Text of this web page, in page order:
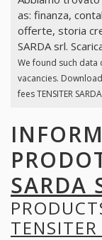
as: finanza,
offerte, storia
SARDA srl.
We found such data
vacancies.
fees TENSITER
SARDA